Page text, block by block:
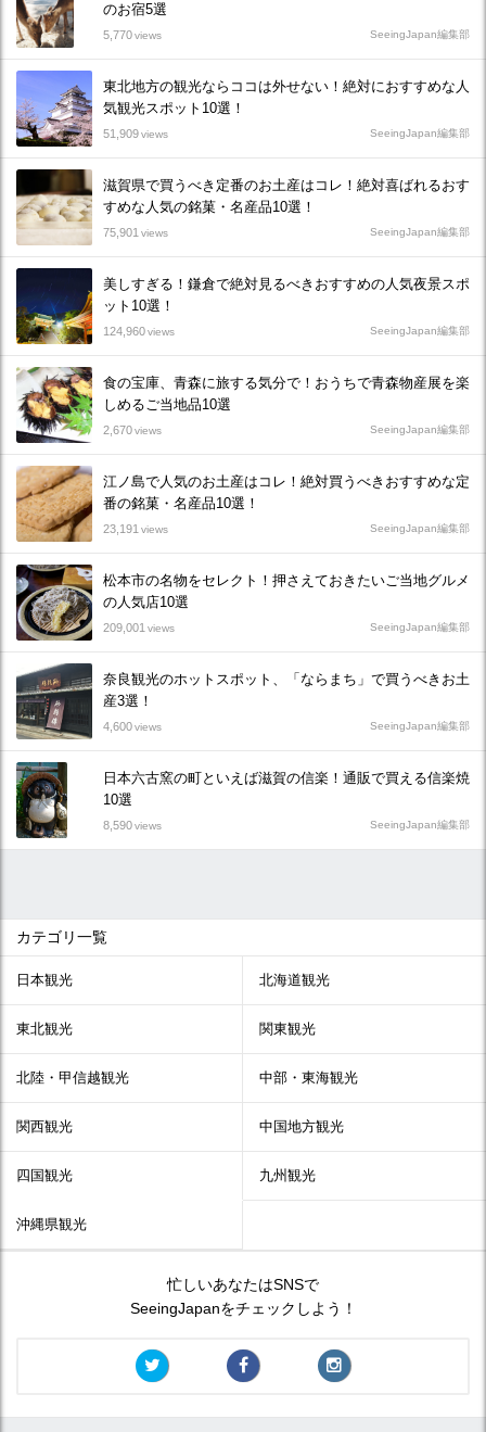
のお宿5選
5,770views SeeingJapan編集部
東北地方の観光ならココは外せない！絶対におすすめな人
気観光スポット10選！
51,909views SeeingJapan編集部
滋賀県で買うべき定番のお土産はコレ！絶対喜ばれるおす
すめな人気の銘菓・名産品10選！
75,901views SeeingJapan編集部
美しすぎる！鎌倉で絶対見るべきおすすめの人気夜景スポ
ット10選！
124,960views SeeingJapan編集部
食の宝庫、青森に旅する気分で！おうちで青森物産展を楽
しめるご当地品10選
2,670views SeeingJapan編集部
江ノ島で人気のお土産はコレ！絶対買うべきおすすめな定
番の銘菓・名産品10選！
23,191views SeeingJapan編集部
松本市の名物をセレクト！押さえておきたいご当地グルメ
の人気店10選
209,001views SeeingJapan編集部
奈良観光のホットスポット、「ならまち」で買うべきお土
産3選！
4,600views SeeingJapan編集部
日本六古窯の町といえば滋賀の信楽！通販で買える信楽焼
10選
8,590views SeeingJapan編集部
カテゴリ一覧
日本観光 北海道観光
東北観光 関東観光
北陸・甲信越観光 中部・東海観光
関西観光 中国地方観光
四国観光 九州観光
沖縄県観光
忙しいあなたはSNSで
SeeingJapanをチェックしよう！